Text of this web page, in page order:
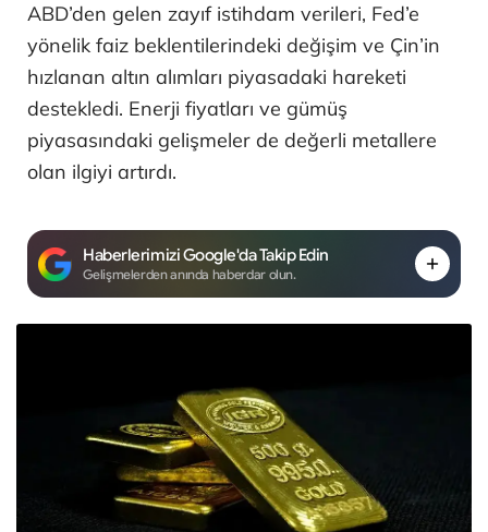
ABD’den gelen zayıf istihdam verileri, Fed’e
yönelik faiz beklentilerindeki değişim ve Çin’in
hızlanan altın alımları piyasadaki hareketi
destekledi. Enerji fiyatları ve gümüş
piyasasındaki gelişmeler de değerli metallere
olan ilgiyi artırdı.
Haberlerimizi Google'da Takip Edin
Gelişmelerden anında haberdar olun.